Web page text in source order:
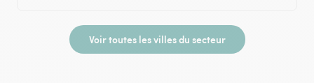
Voir toutes les villes du secteur